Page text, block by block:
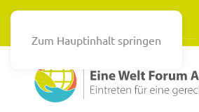
Zum Hauptinhalt springen